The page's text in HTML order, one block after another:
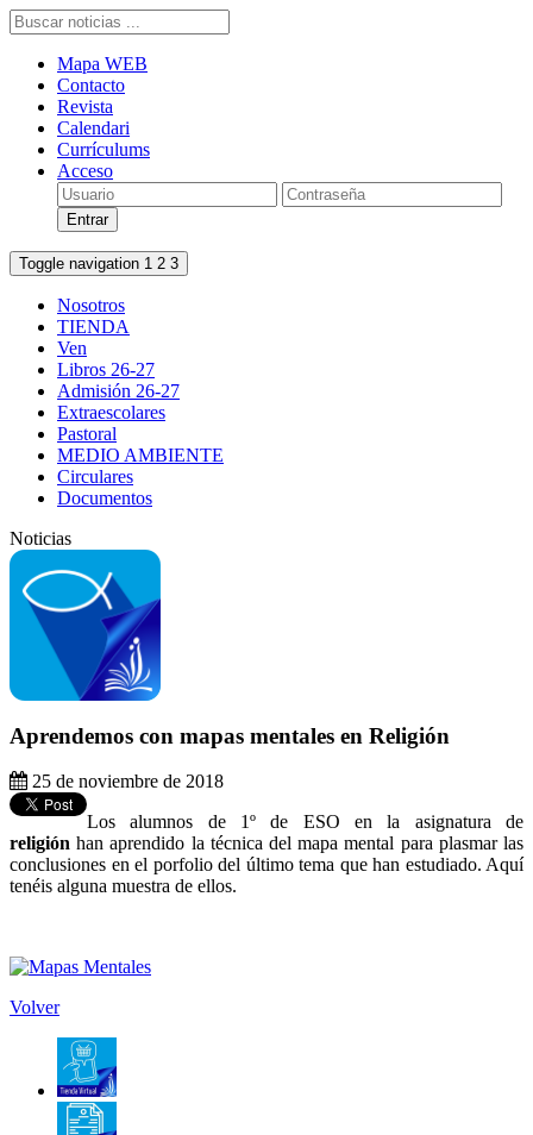
Mapa WEB
Contacto
Revista
Calendari
Currículums
Acceso
Toggle navigation 1 2 3
Nosotros
TIENDA
Ven
Libros 26-27
Admisión 26-27
Extraescolares
Pastoral
MEDIO AMBIENTE
Circulares
Documentos
Noticias
Aprendemos con mapas mentales en Religión
25 de noviembre de 2018
Los alumnos de 1º de ESO en la asignatura de
religión han aprendido la técnica del mapa mental para plasmar las
conclusiones en el porfolio del último tema que han estudiado. Aquí
tenéis alguna muestra de ellos.
Volver